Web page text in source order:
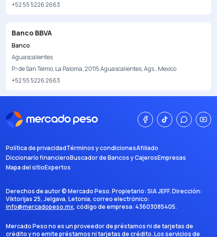
+52 55 5226 2663
Banco BBVA
Banco
Aguascalientes
P.º de San Telmo, La Paloma, 20115 Aguascalientes, Ags., Mexico
+52 55 5226 2663
Política de privacidadTérminos y condicionesAfiliado
Diccionario financieroBuscador de Bancos y CajerosEmpresas
Mapa del sitioExpertos
Derechos de autor ©Mercado Peso. Propietario:SIA JEFF. Dirección:
Viktorijas 25, Jelgava, Letonia, correo electrónico:
info@mercadopeso.mx, código de empresa: 43603085405.
Mercado Peso no es un proveedor de préstamos ni de tarjetas de
crédito y no emite préstamos ni tarjetas de crédito. Los servicios de